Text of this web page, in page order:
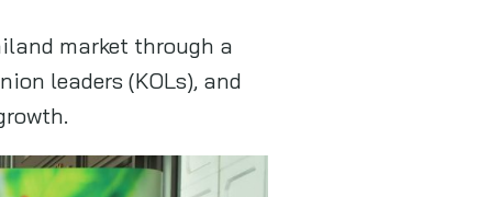
market through a
leaders (KOLs), and